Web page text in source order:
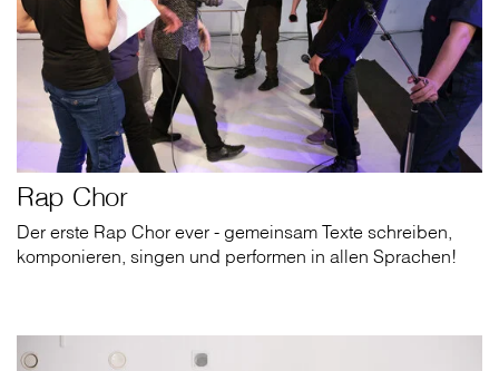
Rap Chor
Der erste Rap Chor ever - gemeinsam Texte schreiben,
komponieren, singen und performen in allen Sprachen!